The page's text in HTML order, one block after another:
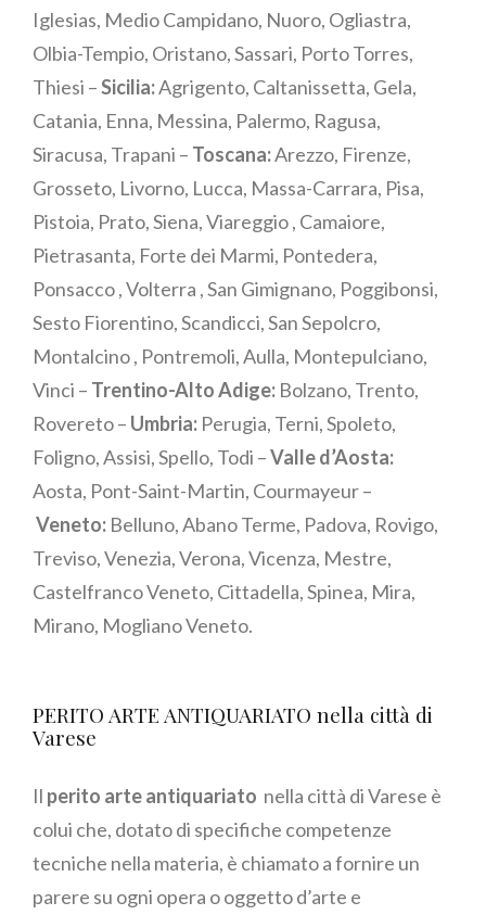
Iglesias, Medio Campidano, Nuoro, Ogliastra,
Olbia-Tempio, Oristano, Sassari, Porto Torres,
Thiesi –Sicilia:Agrigento, Caltanissetta, Gela,
Catania, Enna, Messina, Palermo, Ragusa,
Siracusa, Trapani – Toscana:Arezzo, Firenze,
Grosseto, Livorno, Lucca, Massa-Carrara, Pisa,
Pistoia, Prato, Siena, Viareggio , Camaiore,
Pietrasanta, Forte dei Marmi, Pontedera,
Ponsacco , Volterra , San Gimignano, Poggibonsi,
Sesto Fiorentino, Scandicci, San Sepolcro,
Montalcino , Pontremoli, Aulla, Montepulciano,
Vinci – Trentino-Alto Adige: Bolzano, Trento,
Rovereto – Umbria: Perugia, Terni, Spoleto,
Foligno, Assisi, Spello, Todi –Valle d’Aosta:
Aosta, Pont-Saint-Martin, Courmayeur –
Veneto: Belluno, Abano Terme, Padova, Rovigo,
Treviso, Venezia, Verona, Vicenza, Mestre,
Castelfranco Veneto, Cittadella, Spinea, Mira,
Mirano, Mogliano Veneto.
PERITO ARTE ANTIQUARIATO nella città di
Varese
Il perito arte antiquariato nella città di Varese è
colui che, dotato di specifiche competenze
tecniche nella materia, è chiamato a fornire un
parere su ogni opera o oggetto d’arte e